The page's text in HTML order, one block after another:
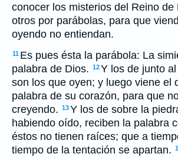
conocer los misterios del Reino de
otros por parábolas, para que
oyendo no entiendan.
11 Es pues ésta la parábola: La
palabra de Dios. 12Y los de junto
son los que oyen; y luego viene el
palabra de su corazón, para que
creyendo. 13Y los de sobre la
habiendo oído, reciben la palabra
éstos no tienen raíces; que a
tiempo de la tentación se apartan.